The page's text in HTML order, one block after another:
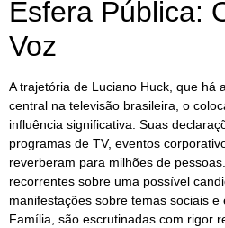
Esfera Pública:
Voz
A trajetória de Luciano Huck, que há
central na televisão brasileira, o
influência significativa. Suas
programas de TV, eventos
reverberam para milhões de
recorrentes sobre uma possível
manifestações sobre temas sociais
Família, são escrutinadas com rigor